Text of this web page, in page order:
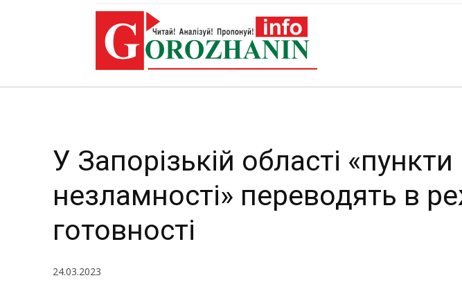
переводять в
У Запорізькій області «пункти
незламності» переводять в
готовності
24.03.2023